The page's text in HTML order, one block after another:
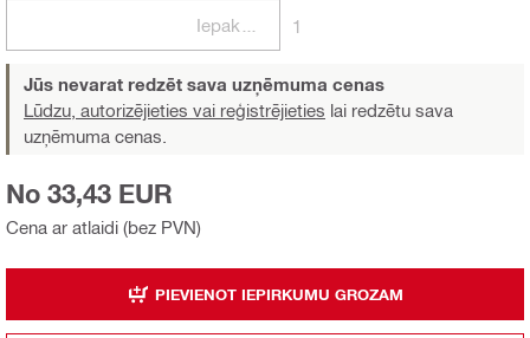
1
Jūs nevarat redzēt sava uzņēmuma cenas
Lūdzu, autorizējieties vai reģistrējieties lai redzētu sava
uzņēmuma cenas.
Cena ar atlaidi (bez PVN)
No 33,43 EUR
PIEVIENOT IEPIRKUMU GROZAM